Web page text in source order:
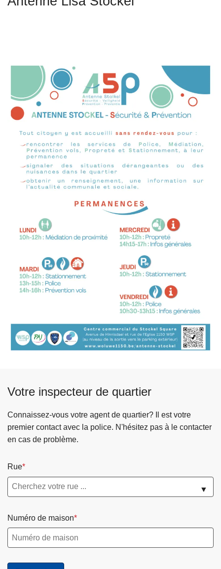
Votre inspecteur de quartier
Connaissez-vous votre agent de quartier? Il est votre
premier contact avec la police. N'hésitez pas à le contacter
en cas de problème.
Rue
▼
Numéro de maison